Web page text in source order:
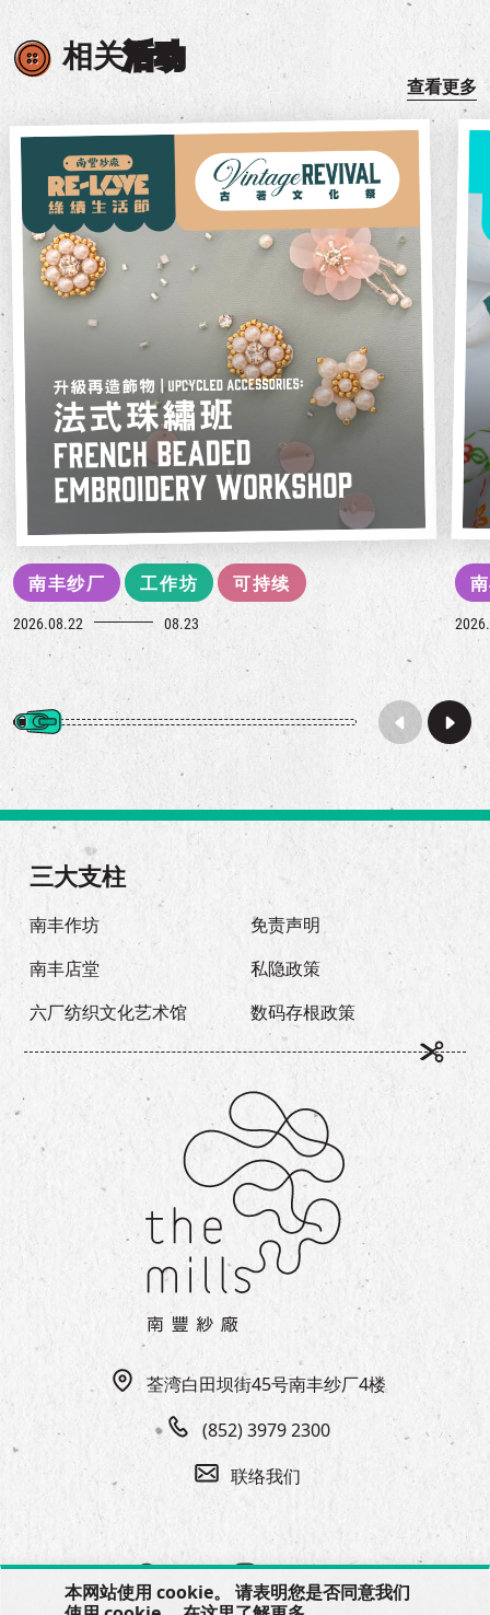
本网站使用 cookie。 请表明您是否同意我们
相关活动
查看更多
南丰纱厂 工作坊 可持续
2026.08.22 08.23
荃湾白田坝街45号南丰纱厂4楼
(852) 3979 2300
联络我们
三大支柱
南丰作坊
南丰店堂
六厂纺织文化艺术馆
免责声明
私隐政策
数码存根政策